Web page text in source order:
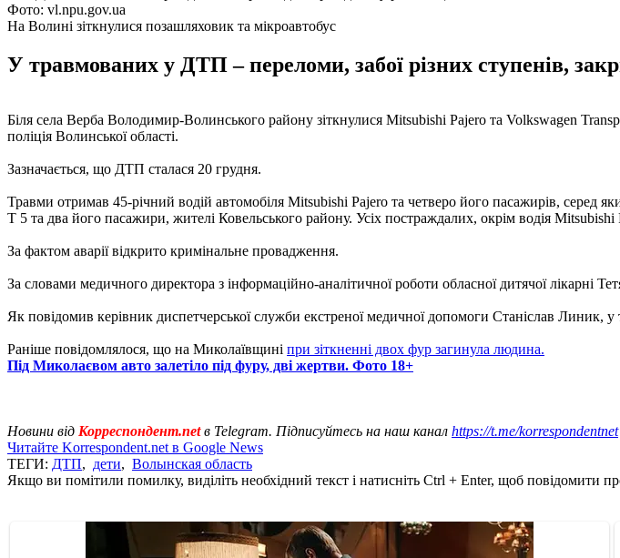
Фото: vl.npu.gov.ua
На Волині зіткнулися позашляховик та мікроавтобус
У травмованих у ДТП – переломи, забої різних ступенів,
Біля села Верба Володимир-Волинського району зіткнулися Mitsubishi Pajero та Volkswagen
поліція Волинської області.
Зазначається, що ДТП сталася 20 грудня.
Травми отримав 45-річний водій автомобіля Mitsubishi Pajero та четверо його пасажирів, серед
T 5 та два його пасажири, жителі Ковельського району. Усіх постраждалих, окрім водія Mitsubishi
За фактом аварії відкрито кримінальне провадження.
За словами медичного директора з інформаційно-аналітичної роботи обласної дитячої лікарні
Як повідомив керівник диспетчерської служби екстреної медичної допомоги Станіслав Линик,
Раніше повідомлялося, що на Миколаївщині при зіткненні двох фур загинула людина.
Під Миколаєвом авто залетіло під фуру, дві жертви. Фото 18+
Новини від Корреспондент.netв Telegram. Підписуйтесь на наш канал https://t.me/korrespondentnet
Читайте Korrespondent.net в Google News
ТЕГИ: ДТП, дети, Волынская область
Якщо ви помітили помилку, виділіть необхідний текст і натисніть Ctrl + Enter, щоб повідомити